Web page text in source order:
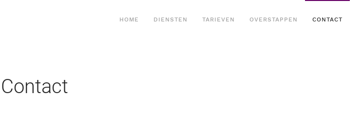
HOME DIENSTEN TARIEVEN OVERSTAPPEN CONTACT
Contact